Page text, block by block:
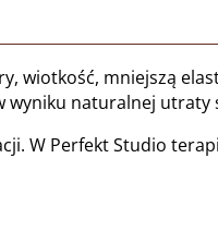
wiotkość, mniejszą
wyniku naturalnej utraty
W Perfekt Studio